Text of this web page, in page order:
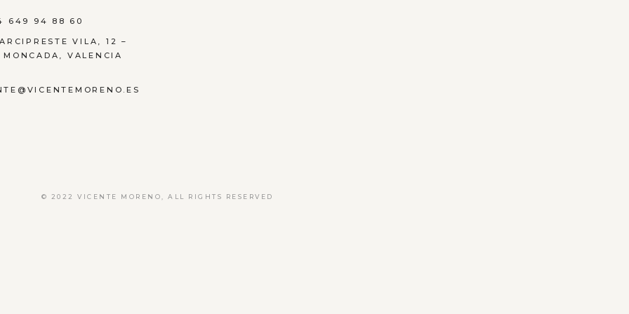
649 94 88 60
VILA, 12 –
MONCADA, VALENCIA
© 2022 VICENTE MORENO ALL RIGHTS RESERVED